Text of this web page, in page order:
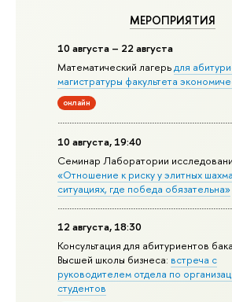
МЕРОПРИЯТИЯ
10 августа – 22 августа
Математический лагерьдля
магистратуры факультета
онлайн
10 августа, 19:40
Семинар Лаборатории
«Отношение к риску у элитных
ситуациях, где победа обязательна»
12 августа, 18:30
Консультация для абитуриентов
Высшей школы бизнеса: встреча с
руководителем отдела по
студентов